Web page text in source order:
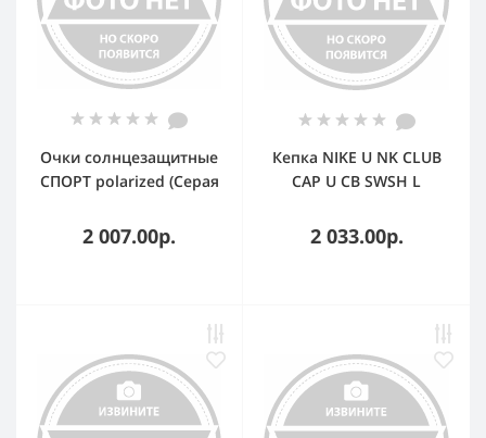
Очки солнцезащитные
СПОРТ polarized (Серая
2 007.00р.
Кепка NIKE U NK CLUB
CAP U CB SWSH L
GREEN/(STEAM) ADULT
2 033.00р.